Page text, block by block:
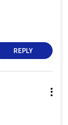
REPLY